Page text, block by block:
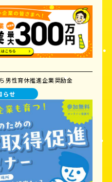
男性育休推進企業奨励金
らせ